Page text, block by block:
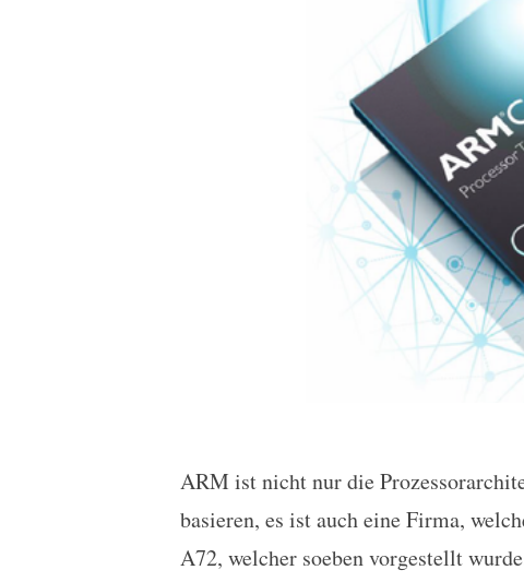
ARM Cortex-A72:
ARM ist nicht nur die
basieren, es ist auch eine Firma,
A72, welcher soeben vorgestellt